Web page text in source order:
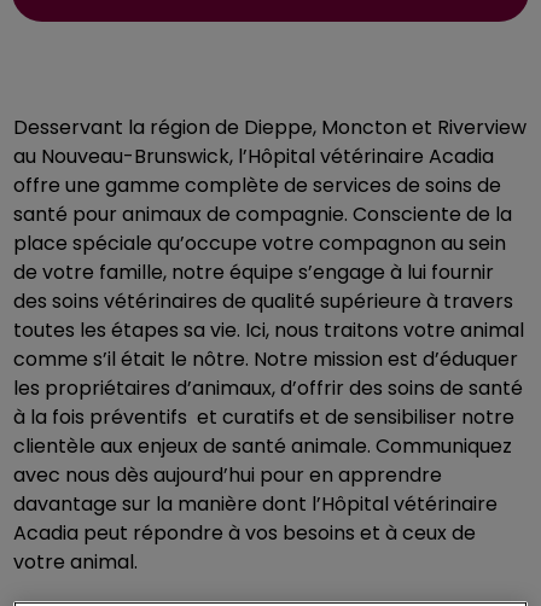
Desservant la région de Dieppe, Moncton et Riverview
au Nouveau-Brunswick, l’Hôpital vétérinaire Acadia
offre une gamme complète de services de soins de
santé pour animaux de compagnie. Consciente de la
place spéciale qu’occupe votre compagnon au sein
de votre famille, notre équipe s’engage à lui fournir
des soins vétérinaires de qualité supérieure à travers
toutes les étapes sa vie. Ici, nous traitons votre animal
comme s’il était le nôtre. Notre mission est d’éduquer
les propriétaires d’animaux, d’offrir des soins de santé
à la fois préventifs et curatifs et de sensibiliser notre
clientèle aux enjeux de santé animale. Communiquez
avec nous dès aujourd’hui pour en apprendre
davantage sur la manière dont l’Hôpital vétérinaire
Acadia peut répondre à vos besoins et à ceux de
votre animal.